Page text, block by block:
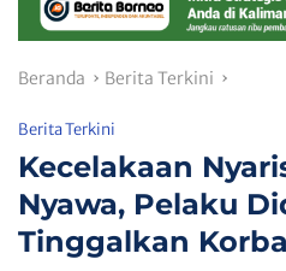
Beranda Berita Terkini
Berita Terkini
Kecelakaan
Nyawa, Pelaku
Tinggalkan